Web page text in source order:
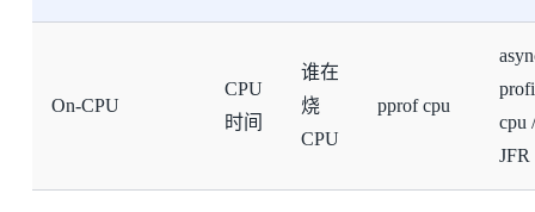
On-CPU
CPU
时间
谁在
烧
CPU
pprof cpu
cpu /
JFR